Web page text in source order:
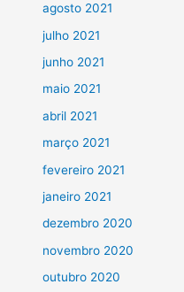
agosto 2021
julho 2021
junho 2021
maio 2021
abril 2021
março 2021
fevereiro 2021
janeiro 2021
dezembro 2020
novembro 2020
outubro 2020